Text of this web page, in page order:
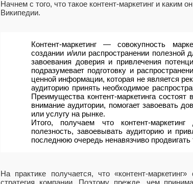
Начнем с того, что такое контент-маркетинг и каким
Википедии.
Контент-маркетинг — совокупность
создании и/или распространении
завоевания доверия и привлечения
подразумевает подготовку и
ценной информации, которая не является
аудиторию принять необходимое
Преимущества контент-маркетинга
внимание аудитории, помогает завоевать
или услугу на рынке.
Итого, получаем что контент-
полезность, завоевывать аудиторию и
последнюю очередь ненавязчиво продвигать
На практике получается, что «контент-